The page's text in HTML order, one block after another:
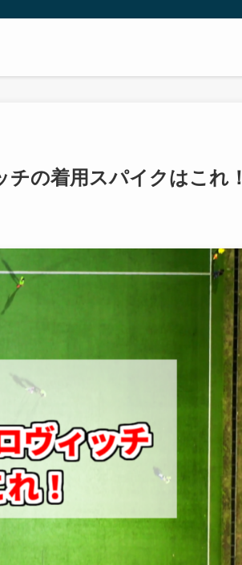
チの着用スパイクはこれ！